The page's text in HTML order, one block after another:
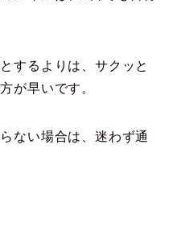
するよりは、サクッと
が早いです。
ない場合は、迷わず通